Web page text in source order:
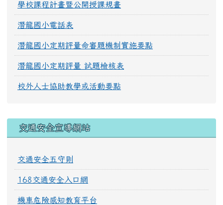
學校課程計畫暨公開授課規畫
潛龍國小電話表
潛龍國小定期評量命審題機制實施要點
潛龍國小定期評量 試題檢核表
校外人士協助教學或活動要點
交通安全宣導網站
交通安全五守則
168交通安全入口網
機車危險感知教育平台